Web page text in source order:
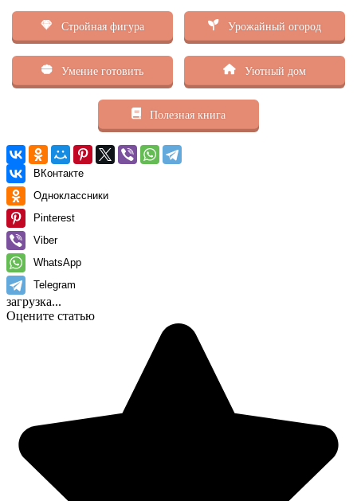
Стройная фигура Урожайный огород
Умение готовить Уютный дом
Полезная книга
ВКонтакте
Одноклассники
Pinterest
Viber
WhatsApp
Telegram
загрузка...
Оцените статью